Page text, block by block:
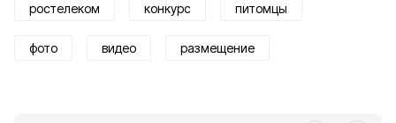
ростелеком конкурс питомцы
фото видео размещение